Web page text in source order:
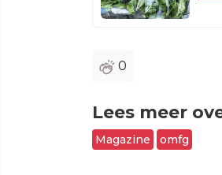
0
Lees meer
Magazine omfg